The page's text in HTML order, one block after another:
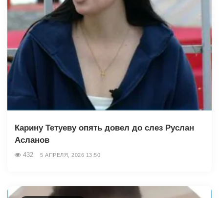
Карину Тетуеву опять довел до слез Руслан
Асланов
432 5 АПРЕЛЯ, 2026 13:50